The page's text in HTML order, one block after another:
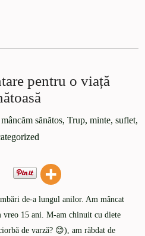
pentru o viață
mâncăm sănătos, Trup, minte, suflet,
de-a lungul anilor. Am mâncat
vreo 15 ani. M-am chinuit cu diete
de varză? 😊), am răbdat de